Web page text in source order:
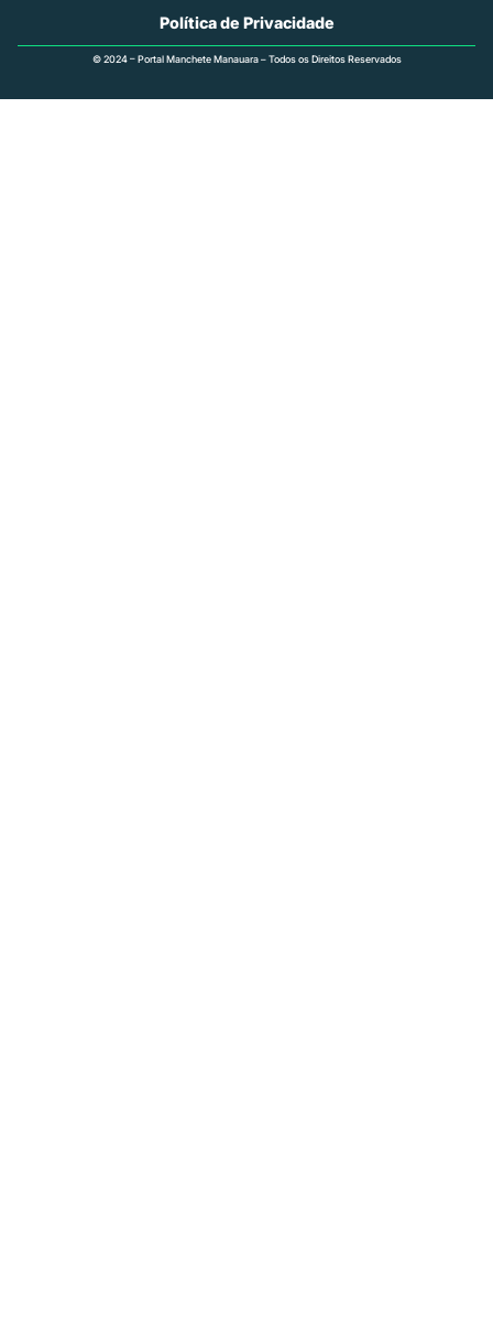
Política de Privacidade
© 2024 – Portal Manchete Manauara – Todos os Direitos Reservados